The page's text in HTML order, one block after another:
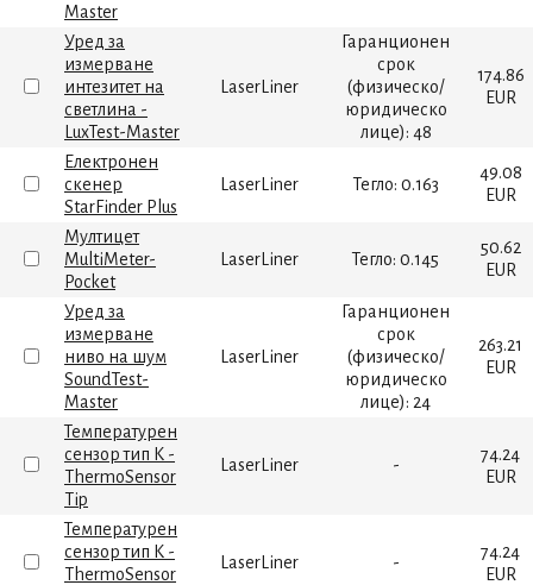
Master
Уред за
измерване
интезитет на
светлина -
LuxTest-Master
LaserLiner
Гаранционен
срок
(физическо/
юридическо
лице): 48
174.86
EUR
Електронен
скенер
StarFinder Plus
LaserLiner Тегло: 0.163
49.08
EUR
Мултицет
MultiMeter-
Pocket
LaserLiner Тегло: 0.145
50.62
EUR
Уред за
измерване
ниво на шум
SoundTest-
Master
LaserLiner
Гаранционен
срок
(физическо/
юридическо
лице): 24
263.21
EUR
Температурен
сензор тип К -
ThermoSensor
Tip
LaserLiner -
74.24
EUR
Температурен
сензор тип К -
ThermoSensor
LaserLiner -
74.24
EUR